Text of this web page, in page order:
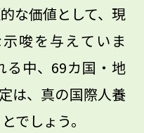
な価値として、現
唆を与えていま
る中、69カ国・地
は、真の国際人養
でしょう。